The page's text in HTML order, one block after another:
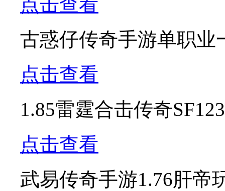
点击查看
古惑仔传奇手游单职业
点击查看
1.85雷霆合击传奇
点击查看
武易传奇手游1.76肝帝